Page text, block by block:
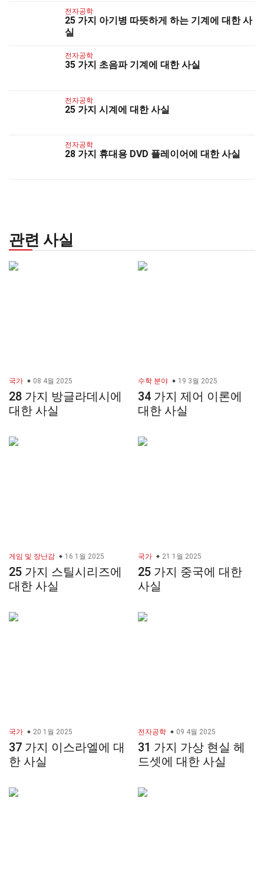
전자공학
25 가지 아기병 따뜻하게 하는 기계에 대한 사
실
전자공학
35 가지 초음파 기계에 대한 사실
전자공학
25 가지 시계에 대한 사실
전자공학
28 가지 휴대용 DVD 플레이어에 대한 사실
관련 사실
국가 08 4월 2025
28 가지 방글라데시에
대한 사실
수학 분야 19 3월 2025
34 가지 제어 이론에
대한 사실
게임 및 장난감 16 1월 2025
25 가지 스틸시리즈에
대한 사실
국가 21 1월 2025
25 가지 중국에 대한
사실
국가 20 1월 2025
37 가지 이스라엘에 대
한 사실
전자공학 09 4월 2025
31 가지 가상 현실 헤
드셋에 대한 사실